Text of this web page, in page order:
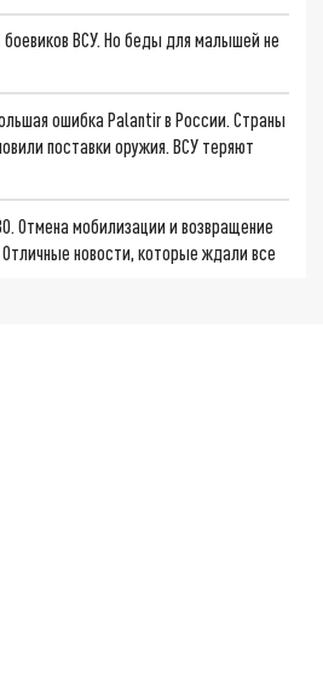
ВСУ. Но беды для малышей не
ошибка Palantir в России. Страны
поставки оружия. ВСУ теряют
Отмена мобилизации и возвращение
новости, которые ждали все